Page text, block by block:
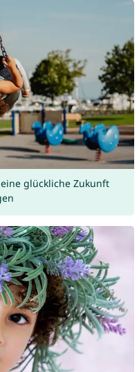
glückliche Zukunft